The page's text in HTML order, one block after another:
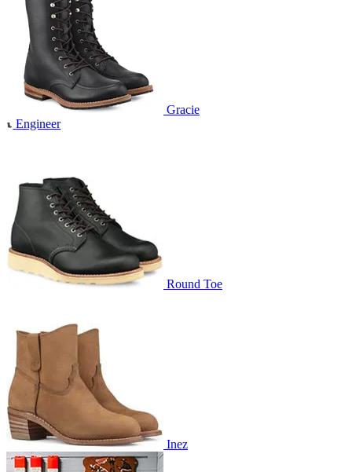
Gracie
Engineer
Round Toe
Inez